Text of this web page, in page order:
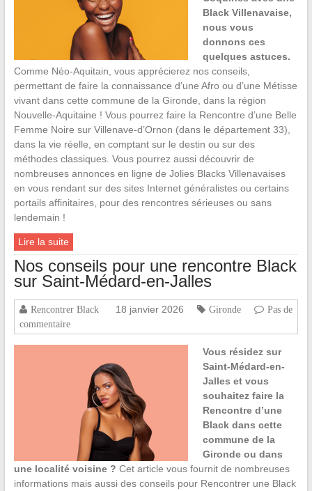
Black Villenavaise,
nous vous
donnons ces
quelques astuces.
Comme Néo-Aquitain, vous apprécierez nos conseils,
permettant de faire la connaissance d’une Afro ou d’une Métisse
vivant dans cette commune de la Gironde, dans la région
Nouvelle-Aquitaine ! Vous pourrez faire la Rencontre d’une Belle
Femme Noire sur Villenave-d’Ornon (dans le département 33),
dans la vie réelle, en comptant sur le destin ou sur des
méthodes classiques. Vous pourrez aussi découvrir de
nombreuses annonces en ligne de Jolies Blacks Villenavaises
en vous rendant sur des sites Internet généralistes ou certains
portails affinitaires, pour des rencontres sérieuses ou sans
lendemain !
Lire la suite
Nos conseils pour une rencontre Black
sur Saint-Médard-en-Jalles
Rencontrer Black 18 janvier 2026 Gironde
Pas de
commentaire
Vous résidez sur
Saint-Médard-en-
Jalles et vous
souhaitez faire la
Rencontre d’une
Black dans cette
commune de la
Gironde ou dans
une localité voisine ? Cet article vous fournit de nombreuses
informations mais aussi des conseils pour Rencontrer une Black